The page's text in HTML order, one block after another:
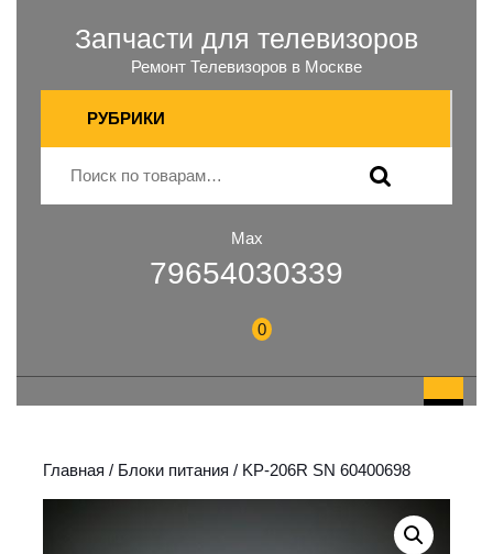
Запчасти для телевизоров
Ремонт Телевизоров в Москве
РУБРИКИ
Max
79654030339
0
Главная / Блоки питания / KP-206R SN 60400698